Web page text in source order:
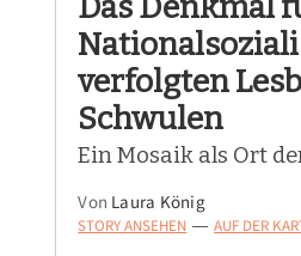
verfolgten
Schwulen
Ein Mosaik als Ort
Von Laura König
STORY ANSEHEN — AUF DER